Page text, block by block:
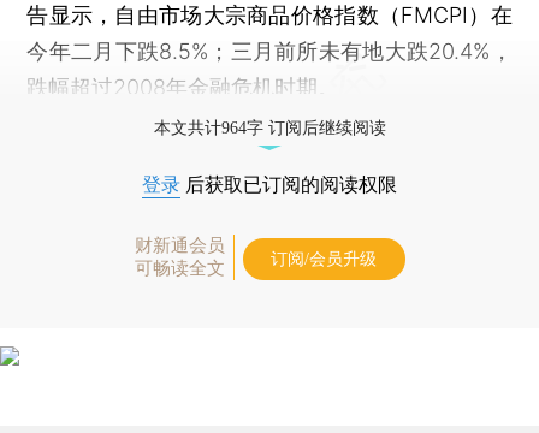
告显示，自由市场大宗商品价格指数（FMCPI）在
今年二月下跌8.5%；三月前所未有地大跌20.4%，
跌幅超过2008年金融危机时期。
本文共计964字 订阅后继续阅读
登录 后获取已订阅的阅读权限
财新通会员
可畅读全文
订阅/会员升级